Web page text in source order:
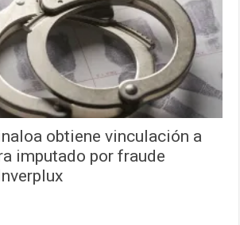
obtiene vinculación a
imputado por fraude